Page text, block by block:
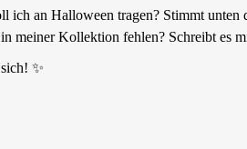
ich an Halloween tragen? Stimmt unten
meiner Kollektion fehlen? Schreibt es
✨